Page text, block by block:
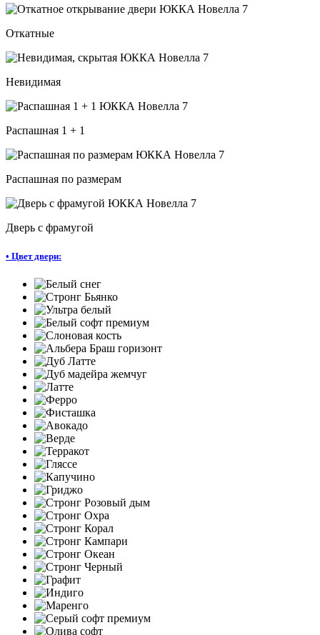
Откатные
Невидимая
Распашная 1 + 1
Распашная по размерам
Дверь с фрамугой
• Цвет двери: